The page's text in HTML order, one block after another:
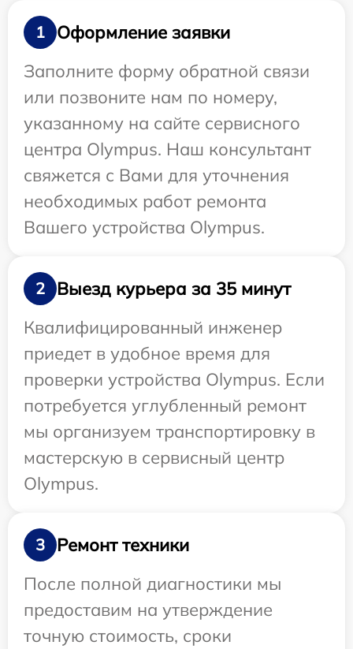
1
Оформление заявки
Заполните форму обратной связи
или позвоните нам по номеру,
указанному на сайте сервисного
центра Olympus. Наш консультант
свяжется с Вами для уточнения
необходимых работ ремонта
Вашего устройства Olympus.
2
Выезд курьера за 35 минут
Квалифицированный инженер
приедет в удобное время для
проверки устройства Olympus. Если
потребуется углубленный ремонт
мы организуем транспортировку в
мастерскую в сервисный центр
Olympus.
3
Ремонт техники
После полной диагностики мы
предоставим на утверждение
точную стоимость, сроки